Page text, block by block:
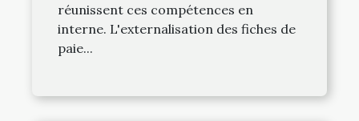
réunissent ces compétences en
interne. L'externalisation des fiches de
paie...